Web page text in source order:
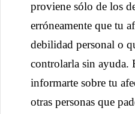
proviene sólo de los
erróneamente que tu
debilidad personal o
controlarla sin ayuda.
informarte sobre tu
otras personas que